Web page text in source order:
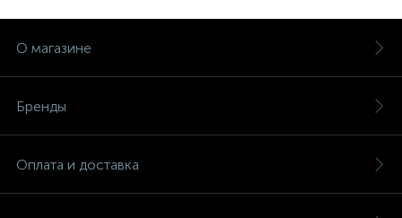
О магазине
Бренды
Оплата и доставка